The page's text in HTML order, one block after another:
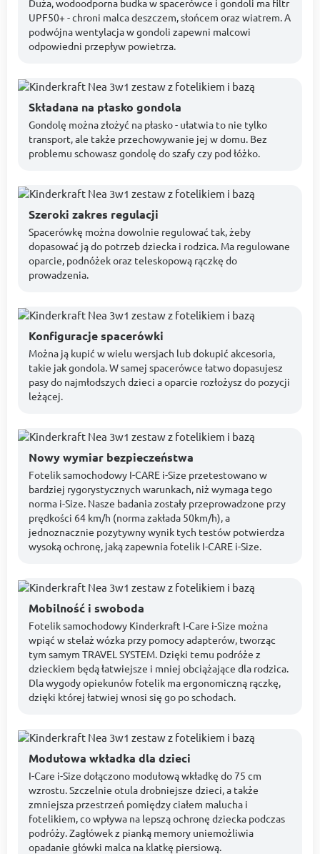
Duża, wodoodporna budka w spacerówce i gondoli ma filtr
UPF50+ - chroni malca deszczem, słońcem oraz wiatrem. A
podwójna wentylacja w gondoli zapewni malcowi
odpowiedni przepływ powietrza.
Składana na płasko gondola
Gondolę można złożyć na płasko - ułatwia to nie tylko
transport, ale także przechowywanie jej w domu. Bez
problemu schowasz gondolę do szafy czy pod łóżko.
Szeroki zakres regulacji
Spacerówkę można dowolnie regulować tak, żeby
dopasować ją do potrzeb dziecka i rodzica. Ma regulowane
oparcie, podnóżek oraz teleskopową rączkę do
prowadzenia.
Konfiguracje spacerówki
Można ją kupić w wielu wersjach lub dokupić akcesoria,
takie jak gondola. W samej spacerówce łatwo dopasujesz
pasy do najmłodszych dzieci a oparcie rozłożysz do pozycji
leżącej.
Nowy wymiar bezpieczeństwa
Fotelik samochodowy I-CARE i-Size przetestowano w
bardziej rygorystycznych warunkach, niż wymaga tego
norma i-Size. Nasze badania zostały przeprowadzone przy
prędkości 64 km/h (norma zakłada 50km/h), a
jednoznacznie pozytywny wynik tych testów potwierdza
wysoką ochronę, jaką zapewnia fotelik I-CARE i-Size.
Mobilność i swoboda
Fotelik samochodowy Kinderkraft I-Care i-Size można
wpiąć w stelaż wózka przy pomocy adapterów, tworząc
tym samym TRAVEL SYSTEM. Dzięki temu podróże z
dzieckiem będą łatwiejsze i mniej obciążające dla rodzica.
Dla wygody opiekunów fotelik ma ergonomiczną rączkę,
dzięki której łatwiej wnosi się go po schodach.
Modułowa wkładka dla dzieci
I-Care i-Size dołączono modułową wkładkę do 75 cm
wzrostu. Szczelnie otula drobniejsze dzieci, a także
zmniejsza przestrzeń pomiędzy ciałem malucha i
fotelikiem, co wpływa na lepszą ochronę dziecka podczas
podróży. Zagłówek z pianką memory uniemożliwia
opadanie główki malca na klatkę piersiową.